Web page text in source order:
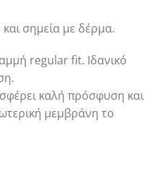
σημεία με δέρμα.
regular fit. Ιδανικό
καλή πρόσφυση και
μεμβράνη το